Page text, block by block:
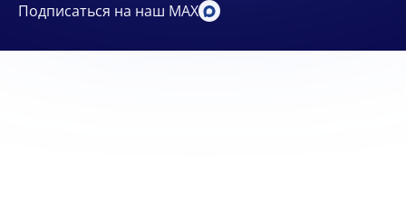
Подписаться на наш MAX